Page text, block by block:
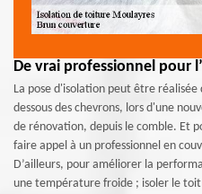
De vrai professionnel pour
La pose d'isolation peut être réalisée
dessous des chevrons, lors d'une
de rénovation, depuis le comble. Et
faire appel à un professionnel en
D’ailleurs, pour améliorer la
une température froide ; isoler le